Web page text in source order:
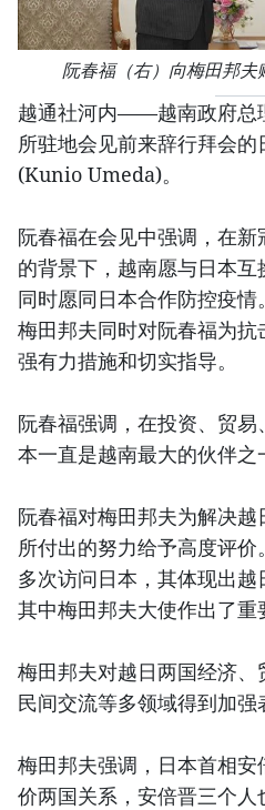
阮春福（右）向梅田邦
越通社河内——越南政府总
所驻地会见前来辞行拜会
(Kunio Umeda)。
阮春福在会见中强调，在
的背景下，越南愿与日本互
同时愿同日本合作防控疫情。
梅田邦夫同时对阮春福为
强有力措施和切实指导。
阮春福强调，在投资、贸
本一直是越南最大的伙伴之
阮春福对梅田邦夫为解决
所付出的努力给予高度评
多次访问日本，其体现出越
其中梅田邦夫大使作出了重
梅田邦夫对越日两国经济、
民间交流等多领域得到加强
梅田邦夫强调，日本首相
价两国关系，安倍晋三个